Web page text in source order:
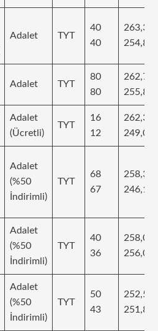
Adalet TYT
40
40
Adalet TYT
80
80
Adalet
(Ücretli)
TYT
16
12
Adalet
(%50
İndirimli)
TYT
68
67
Adalet
(%50
İndirimli)
TYT
40
36
Adalet
(%50
İndirimli)
TYT
50
43
252,51